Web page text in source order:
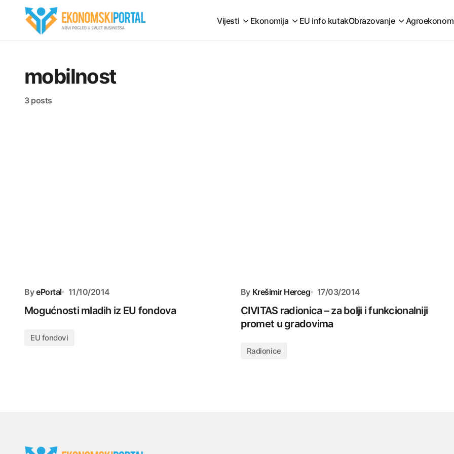
Vijesti Ekonomija EU info kutakObrazovanje
mobilnost
3 posts
By ePortal 11/10/2014
Mogućnosti mladih iz EU fondova
EU fondovi
By Krešimir Herceg 17/03/2014
CIVITAS radionica – za bolji i funkcionalniji
promet u gradovima
Radionice